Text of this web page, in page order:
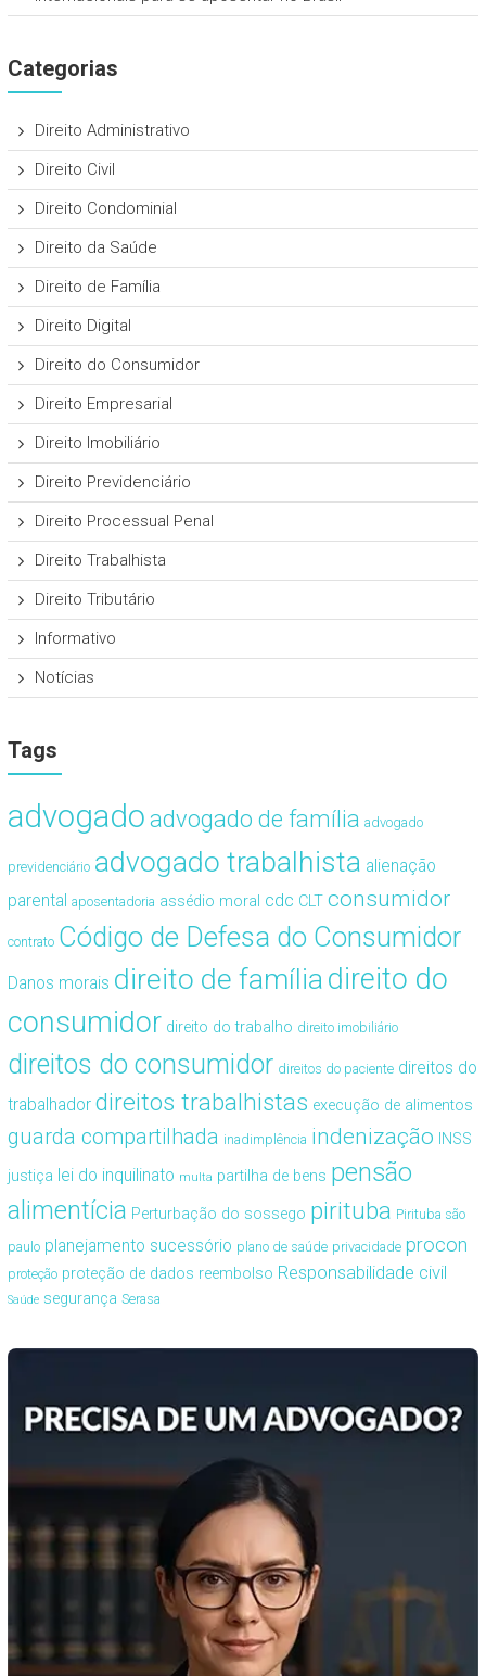
Categorias
Direito Administrativo
Direito Civil
Direito Condominial
Direito da Saúde
Direito de Família
Direito Digital
Direito do Consumidor
Direito Empresarial
Direito Imobiliário
Direito Previdenciário
Direito Processual Penal
Direito Trabalhista
Direito Tributário
Informativo
Notícias
Tags
advogado advogado de família advogado
previdenciário advogado trabalhista alienação
parental aposentadoria assédio moral cdc CLT consumidor
contrato Código de Defesa do Consumidor
Danos morais direito de famíliadireito do
consumidor direito do trabalho direito imobiliário
direitos do consumidor direitos do paciente direitos do
trabalhador direitos trabalhistas execução de alimentos
guarda compartilhada inadimplência indenização INSS
justiça lei do inquilinato multa partilha de bens pensão
alimentícia Perturbação do sossego pirituba Pirituba são
paulo planejamento sucessório plano de saúde privacidade procon
proteção proteção de dados reembolso Responsabilidade civil
Saúde segurança Serasa